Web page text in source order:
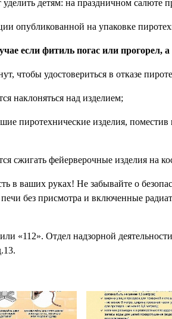
детям: на праздничном салюте
опубликованной на упаковке
если фитиль погас или прогорел,
чтобы удостовериться в отказе
наклоняться над изделием;
пиротехнические изделия,
сжигать фейерверочные изделия на
в ваших руках! Не забывайте о
без присмотра и включенные
«112». Отдел надзорной